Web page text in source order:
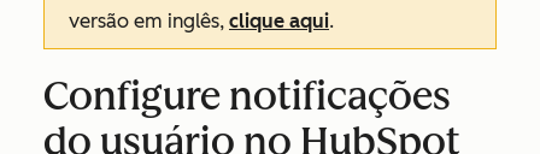
versão em inglês, clique aqui.
Configure notificações
do usuário no HubSpot